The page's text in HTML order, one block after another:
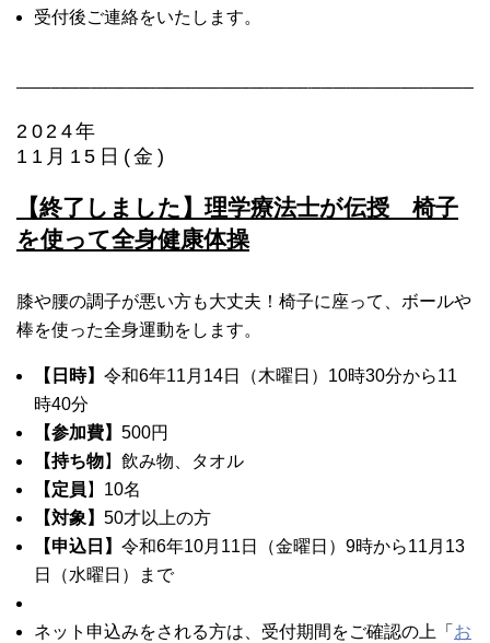
受付後ご連絡をいたします。
2024年
11月15日(金)
【終了しました】理学療法士が伝授 椅子
を使って全身健康体操
膝や腰の調子が悪い方も大丈夫！椅子に座って、ボールや
棒を使った全身運動をします。
【日時】 令和6年11月14日（木曜日）10時30分から11
時40分
【参加費】 500円
【持ち物】飲み物、タオル
【定員 】10名
【対象】 50才以上の方
【申込日】 令和6年10月11日（金曜日）9時から11月13
日（水曜日）まで
ネット申込みをされる方は、受付期間をご確認の上「 お